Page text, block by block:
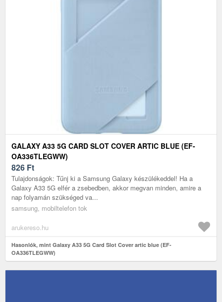
GALAXY A33 5G CARD SLOT COVER ARTIC BLUE (EF-
OA336TLEGWW)
826 Ft
Tulajdonságok: Tűnj ki a Samsung Galaxy készülékeddel! Ha a
Galaxy A33 5G elfér a zsebedben, akkor megvan minden, amire a
nap folyamán szükséged va...
samsung, mobiltelefon tok
arukereso.hu
Hasonlók, mint Galaxy A33 5G Card Slot Cover artic blue (EF-
OA336TLEGWW)